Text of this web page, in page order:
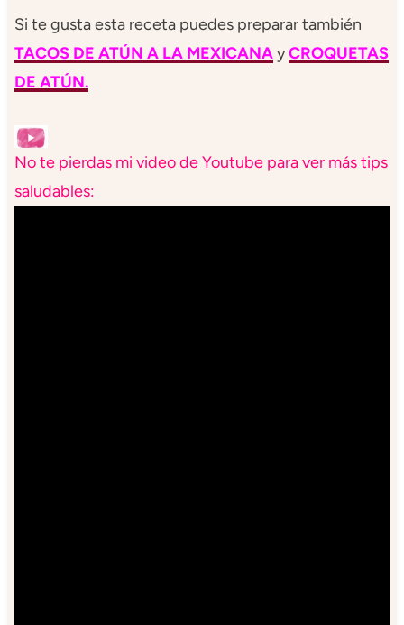
Si te gusta esta receta puedes preparar también
TACOS DE ATÚN A LA MEXICANAyCROQUETAS
DE ATÚN.
No te pierdas mi video de Youtube para ver más tips
saludables: